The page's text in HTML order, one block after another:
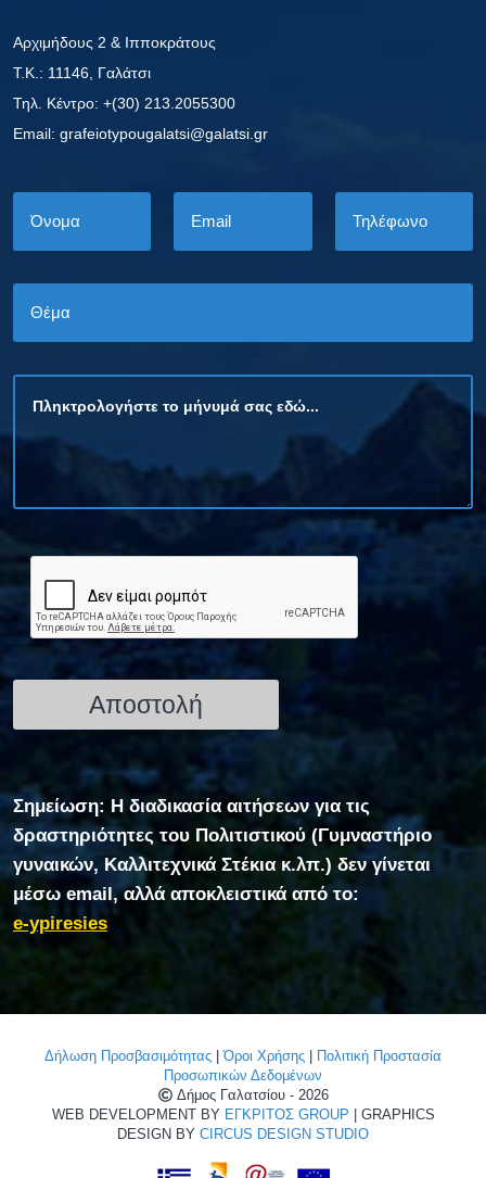
Αρχιμήδους 2 & Ιπποκράτους
Τ.Κ.: 11146, Γαλάτσι
Τηλ. Κέντρο: +(30) 213.2055300
Εmail: grafeiotypougalatsi@galatsi.gr
Σημείωση: Η διαδικασία αιτήσεων για τις
δραστηριότητες του Πολιτιστικού (Γυμναστήριο
γυναικών, Καλλιτεχνικά Στέκια κ.λπ.) δεν γίνεται
μέσω email, αλλά αποκλειστικά από το:
e-ypiresies
Δήλωση Προσβασιμότητας |Όροι Χρήσης
Πολιτική Προστασία
Προσωπικών Δεδομένων
Δήμος Γαλατσίου - 2026
WEB DEVELOPMENT BY ΕΓΚΡΙΤΟΣ GROUP | GRAPHICS
DESIGN BY CIRCUS DESIGN STUDIO